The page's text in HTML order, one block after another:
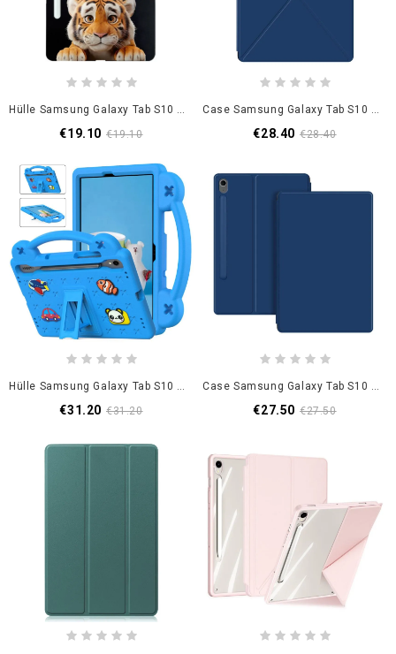
Hülle Samsung Galaxy Tab S10 Fe Handyhülle Kleiner Tiger
€19.10 €19.10
Case Samsung Galaxy Tab S10 Fe Origami-Motiv
€28.40 €28.40
Hülle Samsung Galaxy Tab S10 Fe Eva-Schutzfolie
€31.20 €31.20
Case Samsung Galaxy Tab S10 Fe Magnetischer Ständer Und Automatische Schlaf-/aufwachfunktion
€27.50 €27.50